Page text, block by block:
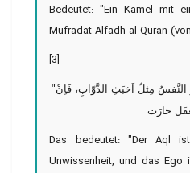
Bedeutet: "Ein Kamel mit
Mufradat Alfadh al-Quran
[3]
"اِنَّ العقلَ عِقالٌ مِنَ الجَهلِ وَ النَّفسُ مِثلُ اَخبَثِ الدَّوّابِ، فَاِنْ
Das bedeutet: "Der Aql
Unwissenheit, und das